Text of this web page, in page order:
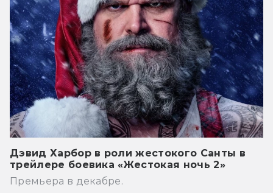
Дэвид Харбор в роли жестокого Санты в
трейлере боевика «Жестокая ночь 2»
Премьера в декабре.